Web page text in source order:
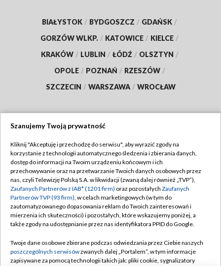
BIAŁYSTOK / BYDGOSZCZ / GDAŃSK /
GORZÓW WLKP. / KATOWICE / KIELCE /
KRAKÓW / LUBLIN / ŁÓDŹ / OLSZTYN /
OPOLE / POZNAŃ / RZESZÓW /
SZCZECIN / WARSZAWA / WROCŁAW
TVP
Abonament TVP
Emisja w TVP
Centrum informacji TVP
Naziemna Telewizja Cyfrowa
Rada Programowa
Regulamin TVP
Polityka prywatności
Moje zgody
Pomoc
Kontakt
Szanujemy Twoją prywatność
Kliknij "Akceptuję i przechodzę do serwisu", aby wyrazić zgody na
korzystanie z technologii automatycznego śledzenia i zbierania danych,
dostęp do informacji na Twoim urządzeniu końcowym i ich
przechowywanie oraz na przetwarzanie Twoich danych osobowych przez
nas, czyli Telewizję Polską S.A. w likwidacji (zwaną dalej również „TVP”),
Zaufanych Partnerów z IAB* (1201 firm) oraz pozostałych Zaufanych
Partnerów TVP (93 firm), w celach marketingowych (w tym do
zautomatyzowanego dopasowania reklam do Twoich zainteresowań i
mierzenia ich skuteczności) i pozostałych, które wskazujemy poniżej, a
także zgody na udostępnianie przez nas identyfikatora PPID do Google.
Twoje dane osobowe zbierane podczas odwiedzania przez Ciebie naszych
poszczególnych serwisówzwanych dalej „Portalem”, w tym informacje
zapisywane za pomocą technologii takich jak: pliki cookie, sygnalizatory